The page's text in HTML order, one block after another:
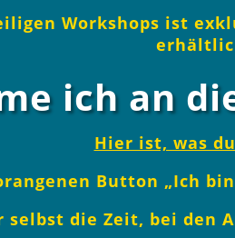
Workshops ist
ich an
Hier ist, was
Button „Ich
selbst die Zeit, bei den